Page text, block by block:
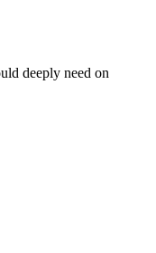
deeply need on